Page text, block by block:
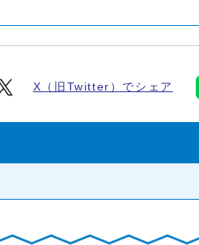
X（旧Twitter）でシェア